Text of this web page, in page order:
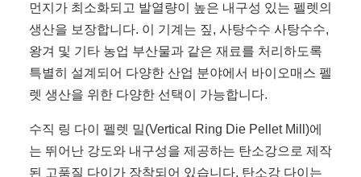
먼지가 최소화되고 발열량이 높은 내구성 있는 펠렛의
생산을 보장합니다. 이 기계는 짚, 사탕수수 사탕수수,
왕겨 및 기타 농업 부산물과 같은 재료를 처리하도록
특별히 설계되어 다양한 산업 분야에서 바이오매스 펠
렛 생산을 위한 다양한 선택이 가능합니다.
수직 링 다이 펠렛 밀(Vertical Ring Die Pellet Mill)에
는 뛰어난 강도와 내구성을 제공하는 탄소강으로 제작
된 고품질 다이가 장착되어 있습니다. 탄소강 다이는